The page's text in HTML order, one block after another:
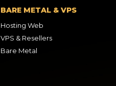
BARE METAL & VPS
Hosting Web
VPS & Resellers
Bare Metal